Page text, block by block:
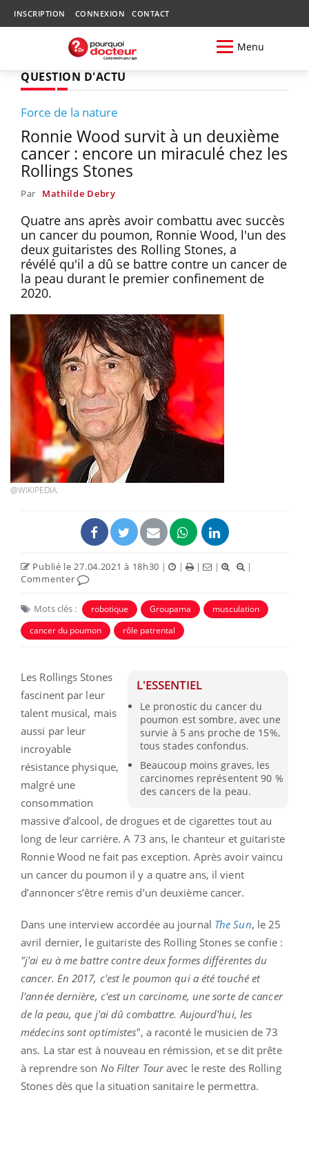
INSCRIPTION CONNEXION CONTACT
Menu
QUESTION D'ACTU
Force de la nature
Ronnie Wood survit à un deuxième
cancer : encore un miraculé chez les
Rollings Stones
Par Mathilde Debry
Quatre ans après avoir combattu avec succès
un cancer du poumon, Ronnie Wood, l'un des
deux guitaristes des Rolling Stones, a
révélé qu'il a dû se battre contre un cancer de
la peau durant le premier confinement de
2020.
@WIKIPEDIA.
Publié le 27.04.2021 à 18h30 | | | |
|
Commenter
Mots clés : robotique Groupama
musculation
cancer du poumon
rôle patrental
L'ESSENTIEL
Le pronostic du cancer du
poumon est sombre, avec une
survie à 5 ans proche de 15%,
tous stades confondus.
Beaucoup moins graves, les
carcinomes représentent 90 %
des cancers de la peau.
Les Rollings Stones
fascinent par leur
talent musical, mais
aussi par leur
incroyable
résistance physique,
malgré une
consommation
massive d’alcool, de drogues et de cigarettes tout au
long de leur carrière. A 73 ans, le chanteur et guitariste
Ronnie Wood ne fait pas exception. Après avoir vaincu
un cancer du poumon il y a quatre ans, il vient
d’annoncer s’être remis d’un deuxième cancer.
Dans une interview accordée au journal The Sun, le 25
avril dernier, le guitariste des Rolling Stones se confie :
"j'ai eu à me battre contre deux formes différentes du
cancer. En 2017, c'est le poumon qui a été touché et
l'année dernière, c'est un carcinome, une sorte de cancer
de la peau, que j'ai dû combattre. Aujourd'hui, les
médecins sont optimistes", a raconté le musicien de 73
ans. La star est à nouveau en rémission, et se dit prête
à reprendre son No Filter Touravec le reste des Rolling
Stones dès que la situation sanitaire le permettra.